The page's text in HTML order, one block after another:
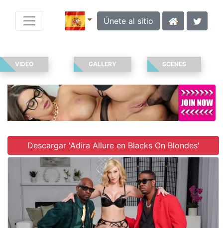
Únete al sitio
VIDEO GALLERY SCENES
Descargar 'Adira Allure en Blacks On Blondes'